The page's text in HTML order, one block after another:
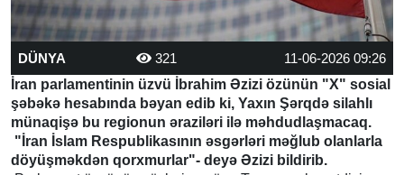
DÜNYA 321
11-06-2026 09:26
İran parlamentinin üzvü İbrahim Əzizi özünün "X" sosial
şəbəkə hesabında bəyan edib ki, Yaxın Şərqdə silahlı
münaqişə bu regionun əraziləri ilə məhdudlaşmacaq.
"İran İslam Respublikasının əsgərləri məğlub olanlarla
döyüşməkdən qorxmurlar"- deyə Əzizi bildirib.